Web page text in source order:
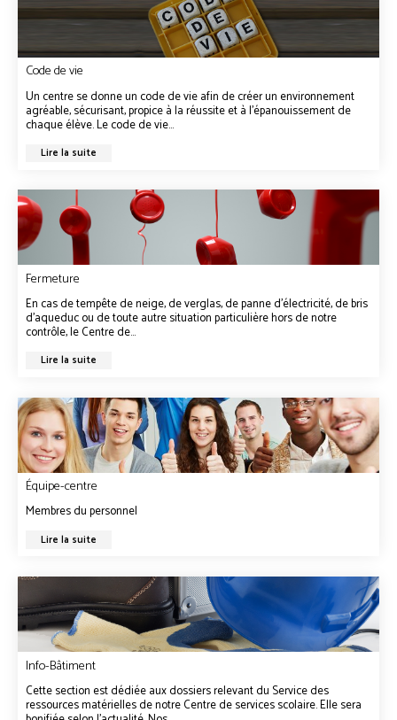
Code de vie
Un centre se donne un code de vie afin de créer un environnement
agréable, sécurisant, propice à la réussite et à l’épanouissement de
chaque élève. Le code de vie...
Lire la suite
Fermeture
En cas de tempête de neige, de verglas, de panne d’électricité, de bris
d’aqueduc ou de toute autre situation particulière hors de notre
contrôle, le Centre de...
Lire la suite
Équipe-centre
Membres du personnel
Lire la suite
Info-Bâtiment
Cette section est dédiée aux dossiers relevant du Service des
ressources matérielles de notre Centre de services scolaire. Elle sera